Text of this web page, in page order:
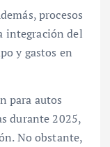
procesos
integración del
y gastos en
para autos
durante 2025,
No obstante,